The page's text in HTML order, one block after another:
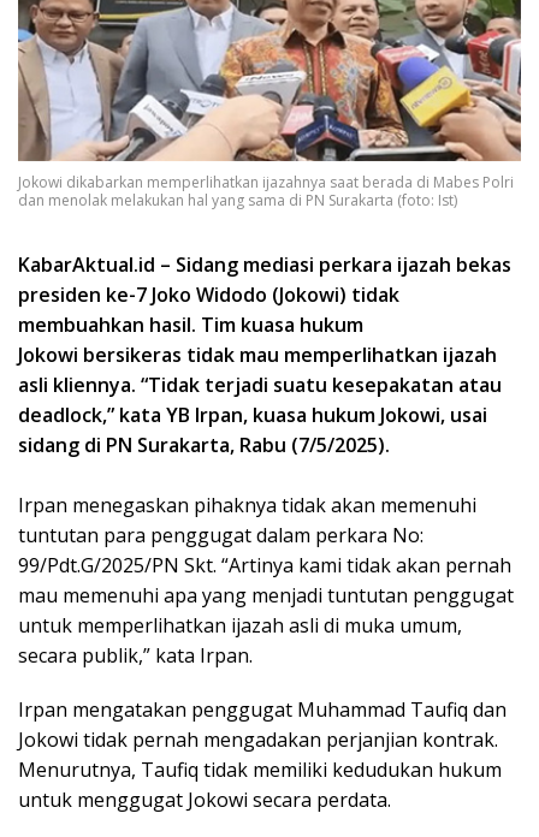
Jokowi dikabarkan memperlihatkan ijazahnya saat berada di Mabes Polri
dan menolak melakukan hal yang sama di PN Surakarta (foto: Ist)
KabarAktual.id – Sidang mediasi perkara ijazah bekas
presiden ke-7 Joko Widodo (Jokowi) tidak
membuahkan hasil. Tim kuasa hukum
Jokowi bersikeras tidak mau memperlihatkan ijazah
asli kliennya. “Tidak terjadi suatu kesepakatan atau
deadlock,” kata YB Irpan, kuasa hukum Jokowi, usai
sidang di PN Surakarta, Rabu (7/5/2025).
Irpan menegaskan pihaknya tidak akan memenuhi
tuntutan para penggugat dalam perkara No:
99/Pdt.G/2025/PN Skt. “Artinya kami tidak akan pernah
mau memenuhi apa yang menjadi tuntutan penggugat
untuk memperlihatkan ijazah asli di muka umum,
secara publik,” kata Irpan.
Irpan mengatakan penggugat Muhammad Taufiq dan
Jokowi tidak pernah mengadakan perjanjian kontrak.
Menurutnya, Taufiq tidak memiliki kedudukan hukum
untuk menggugat Jokowi secara perdata.